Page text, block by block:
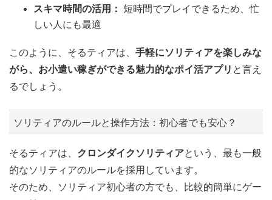
スキマ時間の活用： 短時間でプレイできるため、忙
しい人にも最適
このように、そるティアは、 手軽にソリティアを楽しみな
がら、お小遣い稼ぎができる魅力的なポイ活アプリ と言え
るでしょう。
ソリティアのルールと操作方法：初心者でも安心？
そるティアは、 クロンダイクソリティアという、最も一般
的なソリティアのルールを採用しています。
そのため、ソリティア初心者の方でも、比較的簡単にゲー